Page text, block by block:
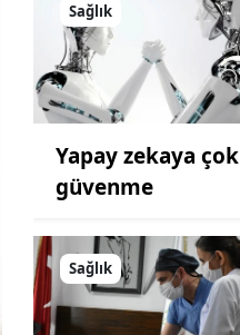
Sağlık
Yapay zekaya çok
güvenme
Sağlık